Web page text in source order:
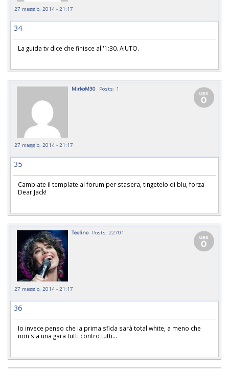
27 maggio, 2014 - 21:17
34
La guida tv dice che finisce all'1:30. AIUTO.
MirkoM30 Posts: 1
27 maggio, 2014 - 21:17
35
Cambiate il template al forum per stasera, tingetelo di blu, forza
Dear Jack!
Teolino Posts: 22701
27 maggio, 2014 - 21:17
36
Io invece penso che la prima sfida sarà total white, a meno che
non sia una gara tutti contro tutti...